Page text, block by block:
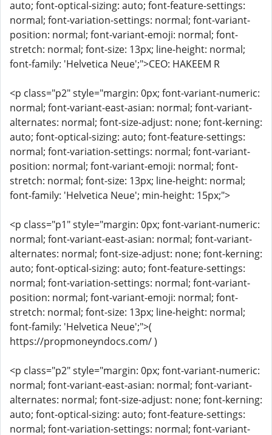
auto; font-optical-sizing: auto; font-feature-settings:
normal; font-variation-settings: normal; font-variant-
position: normal; font-variant-emoji: normal; font-
stretch: normal; font-size: 13px; line-height: normal;
font-family: 'Helvetica Neue';">CEO: HAKEEM R
<p class="p2" style="margin: 0px; font-variant-numeric:
normal; font-variant-east-asian: normal; font-variant-
alternates: normal; font-size-adjust: none; font-kerning:
auto; font-optical-sizing: auto; font-feature-settings:
normal; font-variation-settings: normal; font-variant-
position: normal; font-variant-emoji: normal; font-
stretch: normal; font-size: 13px; line-height: normal;
font-family: 'Helvetica Neue'; min-height: 15px;">
<p class="p1" style="margin: 0px; font-variant-numeric:
normal; font-variant-east-asian: normal; font-variant-
alternates: normal; font-size-adjust: none; font-kerning:
auto; font-optical-sizing: auto; font-feature-settings:
normal; font-variation-settings: normal; font-variant-
position: normal; font-variant-emoji: normal; font-
stretch: normal; font-size: 13px; line-height: normal;
font-family: 'Helvetica Neue';">(
https://propmoneyndocs.com/ )
<p class="p2" style="margin: 0px; font-variant-numeric:
normal; font-variant-east-asian: normal; font-variant-
alternates: normal; font-size-adjust: none; font-kerning:
auto; font-optical-sizing: auto; font-feature-settings:
normal; font-variation-settings: normal; font-variant-